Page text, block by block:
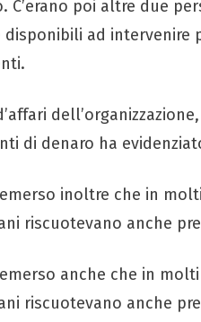
poi altre due
ad intervenire
di denaro ha
inoltre che in
riscuotevano anche
anche che in
riscuotevano anche